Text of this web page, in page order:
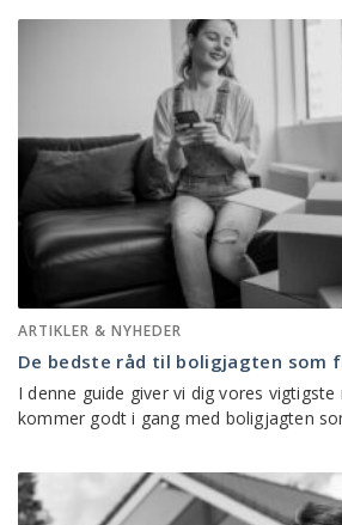
ARTIKLER & NYHEDER
De bedste råd til boligjagten som
I denne guide giver vi dig vores
kommer godt i gang med boligjagten